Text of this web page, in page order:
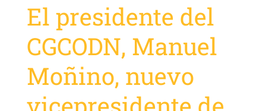
El presidente del
CGCODN, Manuel
Moñino, nuevo